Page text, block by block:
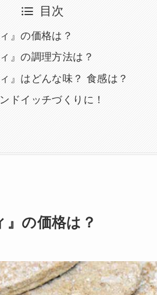
目次
』の価格は？
』の調理方法は？
』はどんな味？ 食感は？
ドイッチづくりに！
』の価格は？